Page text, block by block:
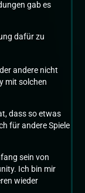
gab es
dafür zu
andere nicht
mit solchen
dass so etwas
für andere Spiele
sein von
Ich bin mir
wieder